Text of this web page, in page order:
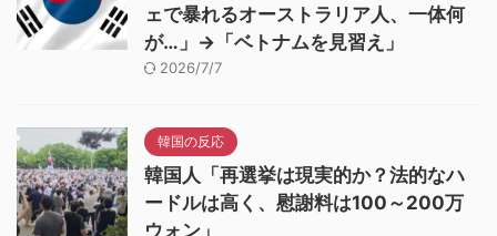
ェで暴れるオーストラリア人、一体何
が…」→「ベトナムを見習え」
2026/7/7
韓国の反応
韓国人「再選挙は現実的か？法的なハ
ードルは高く、慰謝料は100～200万
ウォン」